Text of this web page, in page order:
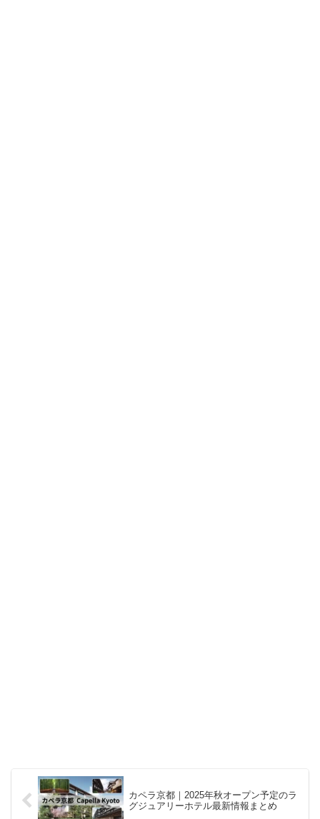
カペラ京都｜2025年秋オープン予定のラ
グジュアリーホテル最新情報まとめ